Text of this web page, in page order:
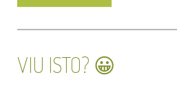
VIU ISTO? 😀